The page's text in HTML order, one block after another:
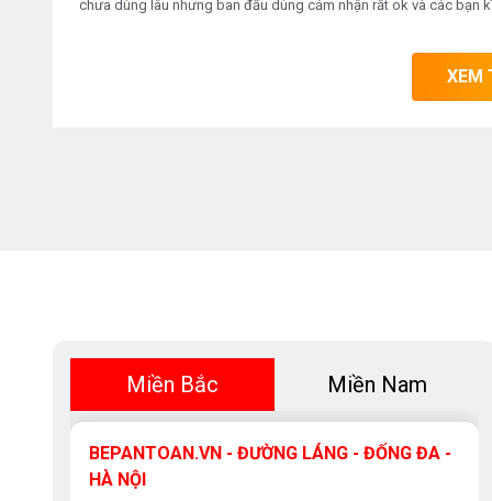
chưa dùng lâu nhưng ban đầu dùng cảm nhận rất ok và các bạn
XEM
Miền Bắc Miền Nam
BEPANTOAN.VN - ĐƯỜNG LÁNG - ĐỐNG ĐA -
HÀ NỘI